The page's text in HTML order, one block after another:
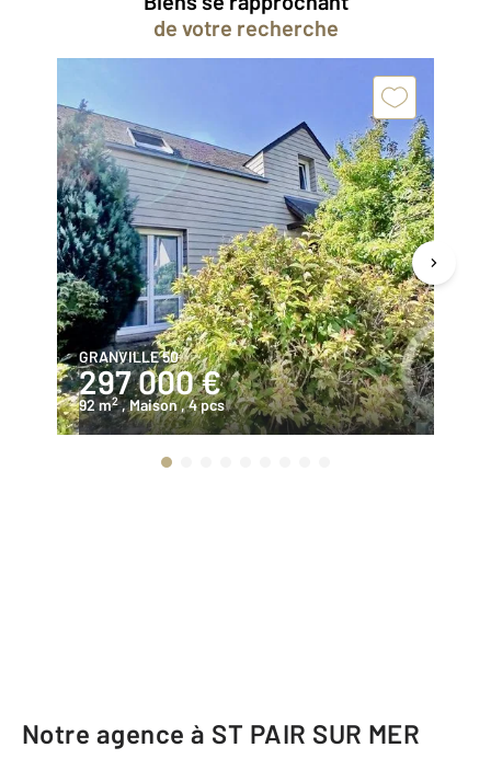
de votre recherche
GRANVILLE 50
297 000 €
92 m2 , Maison, 4 pcs
Notre agence à ST PAIR SUR MER